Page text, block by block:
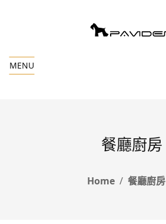
MENU
餐廳廚房
Home 餐廳廚房